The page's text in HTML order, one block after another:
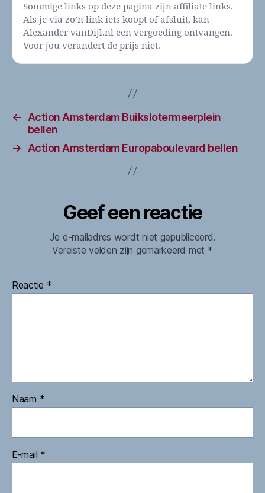
Sommige links op deze pagina zijn affiliate links.
Als je via zo’n link iets koopt of afsluit, kan
Alexander vanDijl.nl een vergoeding ontvangen.
Voor jou verandert de prijs niet.
←
Action Amsterdam Buikslotermeerplein
bellen
→
Action Amsterdam Europaboulevard bellen
Geef een reactie
Je e-mailadres wordt niet gepubliceerd.
Vereiste velden zijn gemarkeerd met *
Reactie *
Naam *
E-mail *